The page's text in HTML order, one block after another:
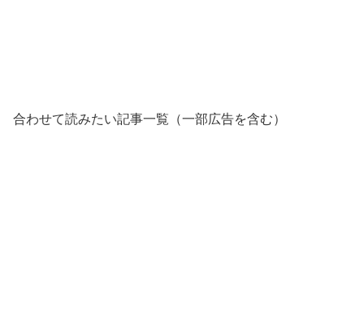
合わせて読みたい記事一覧（一部広告を含む）